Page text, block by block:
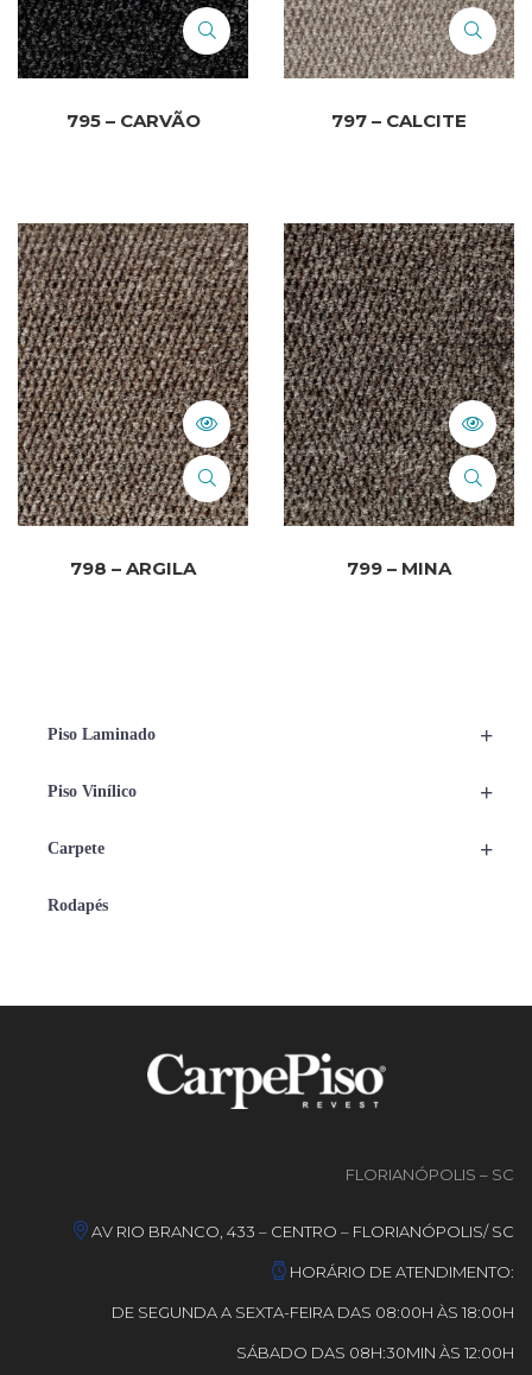
795 – CARVÃO 797 – CALCITE
798 – ARGILA 799 – MINA
+
Piso Laminado
+
Piso Vinílico
+
Carpete
Rodapés
FLORIANÓPOLIS – SC
AV RIO BRANCO, 433 – CENTRO – FLORIANÓPOLIS/ SC
HORÁRIO DE ATENDIMENTO:
DE SEGUNDA A SEXTA-FEIRA DAS 08:00H ÀS 18:00H
SÁBADO DAS 08H:30MIN ÀS 12:00H